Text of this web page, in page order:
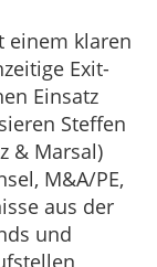
einem klaren
Exit-
Einsatz
Steffen
& Marsal)
M&A/PE,
aus der
und